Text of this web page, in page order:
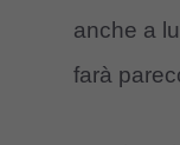
anche a
farà